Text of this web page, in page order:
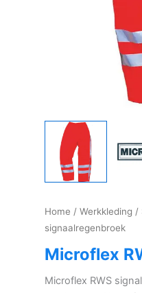
Home / Werkkleding /
signaalregenbroek
Microflex
Microflex RWS